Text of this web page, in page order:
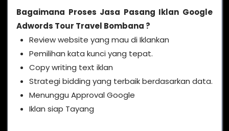
Bagaimana Proses Jasa Pasang Iklan Google
Adwords Tour Travel Bombana ?
Review website yang mau di Iklankan
Pemilihan kata kunci yang tepat.
Copy writing text iklan
Strategi bidding yang terbaik berdasarkan data.
Menunggu Approval Google
Iklan siap Tayang